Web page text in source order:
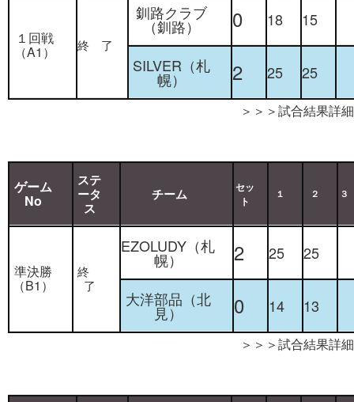
１回戦
（A1） 終 了
釧路クラブ
（釧路） 0 18 15
SILVER（札
幌） 2 25 25
＞＞＞試合結果詳細
ゲーム
No
ステ
ータ
ス
チーム
セッ
ト
１ ２ ３
準決勝
（B1）
終
了
EZOLUDY（札
幌） 2 25 25
大洋部品（北
見） 0 14 13
＞＞＞試合結果詳細